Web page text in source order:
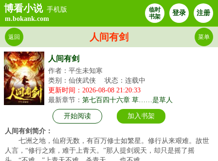
博看小说 手机版
m.bokank.com
临时
书架
登录 注册
人间有剑
返回 菜单
人间有剑
作者：平生未知寒
类别：仙侠武侠
状态：连载中
更新时间：2026-08-08 21:20:33
最新章节： 第七百四十六章 草……是草人
开始阅读 加入书架
人间有剑简介：
七洲之地，仙府无数，有百万修士如繁星。修行从来艰难。故世
人言，“修行之难，难于上青天。”那人提剑观天，却只是摇了摇